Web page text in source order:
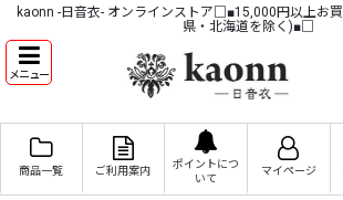
kaonn -日音衣- オンラインストア□■15,000円以上お
県・北海道を除く)■□
メニュー
商品一覧 ご利用案内
ポイントにつ
いて
マイページ